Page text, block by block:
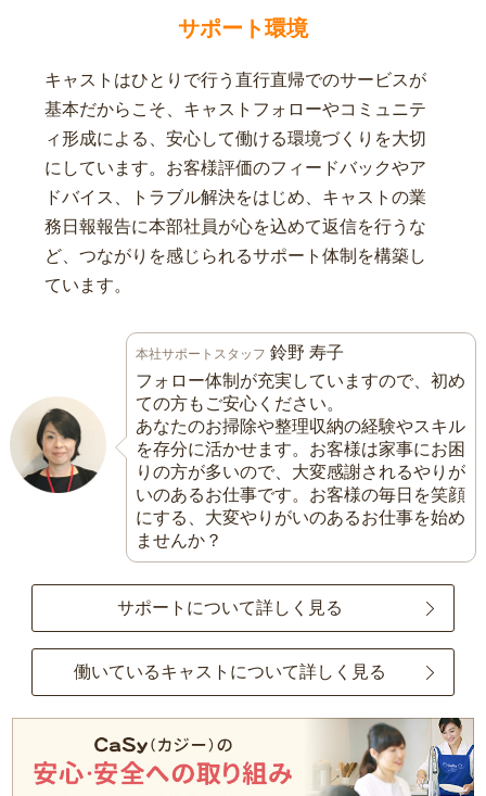
サポート環境
キャストはひとりで行う直行直帰でのサービスが
基本だからこそ、キャストフォローやコミュニテ
ィ形成による、安心して働ける環境づくりを大切
にしています。お客様評価のフィードバックやア
ドバイス、トラブル解決をはじめ、キャストの業
務日報報告に本部社員が心を込めて返信を行うな
ど、つながりを感じられるサポート体制を構築し
ています。
本社サポートスタッフ 鈴野 寿子
フォロー体制が充実していますので、初め
ての方もご安心ください。
あなたのお掃除や整理収納の経験やスキル
を存分に活かせます。お客様は家事にお困
りの方が多いので、大変感謝されるやりが
いのあるお仕事です。お客様の毎日を笑顔
にする、大変やりがいのあるお仕事を始め
ませんか？
サポートについて詳しく見る
働いているキャストについて詳しく見る